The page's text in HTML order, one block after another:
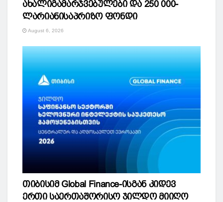
ახალიგამარჯვებულები და 250 000-
ლარიანისაპრიზო ფონდი
August 6, 2026
თიბისიმ Global Finance-ისგან კიდევ
ერთი საერთაშორისო ჯილდო მიიღო